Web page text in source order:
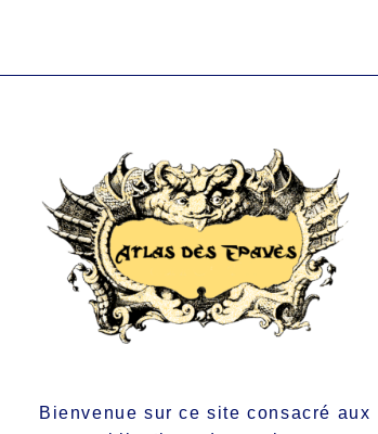
Bienvenue sur ce site consacré aux